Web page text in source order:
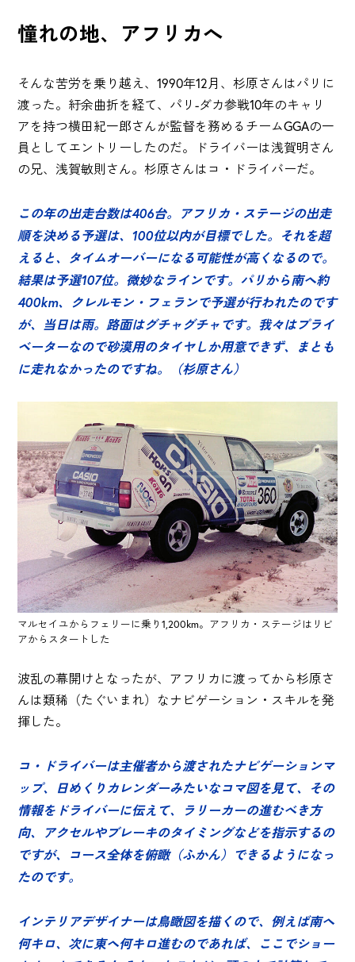
憧れの地、アフリカへ
そんな苦労を乗り越え、1990年12月、杉原さんはパリに
渡った。紆余曲折を経て、パリ-ダカ参戦10年のキャリ
アを持つ横田紀一郎さんが監督を務めるチームGGAの一
員としてエントリーしたのだ。ドライバーは浅賀明さん
の兄、浅賀敏則さん。杉原さんはコ・ドライバーだ。
この年の出走台数は406台。アフリカ・ステージの出走
順を決める予選は、100位以内が目標でした。それを超
えると、タイムオーバーになる可能性が高くなるので。
結果は予選107位。微妙なラインです。パリから南へ約
400km、クレルモン・フェランで予選が行われたのです
が、当日は雨。路面はグチャグチャです。我々はプライ
ベーターなので砂漠用のタイヤしか用意できず、まとも
に走れなかったのですね。（杉原さん）
マルセイユからフェリーに乗り1,200km。アフリカ・ステージはリビ
アからスタートした
波乱の幕開けとなったが、アフリカに渡ってから杉原さ
んは類稀（たぐいまれ）なナビゲーション・スキルを発
揮した。
コ・ドライバーは主催者から渡されたナビゲーションマ
ップ、日めくりカレンダーみたいなコマ図を見て、その
情報をドライバーに伝えて、ラリーカーの進むべき方
向、アクセルやブレーキのタイミングなどを指示するの
ですが、コース全体を俯瞰（ふかん）できるようになっ
たのです。
インテリアデザイナーは鳥瞰図を描くので、例えば南へ
何キロ、次に東へ何キロ進むのであれば、ここでショー